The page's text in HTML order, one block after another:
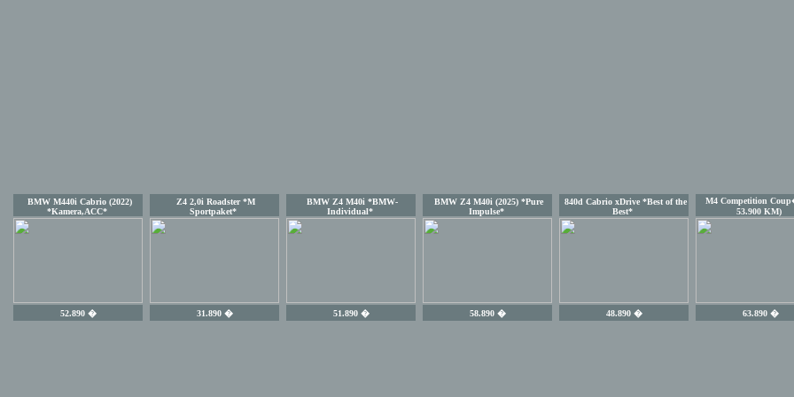
BMW M440i Cabrio (2022)
*Kamera,ACC*
Z4 2,0i Roadster *M
Sportpaket*
BMW Z4 M40i *BMW-
Individual*
BMW Z4 M40i (2025) *Pure
Impulse*
840d Cabrio xDrive *Best of the
Best*
M4 Competition
53.900 KM)
52.890 � 31.890 � 51.890 � 58.890 � 48.890 � 63.890 �